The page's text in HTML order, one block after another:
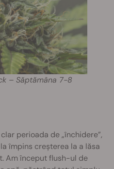
– Săptămâna 7-8
perioada de „închidere”,
împins creșterea la a lăsa
Am început flush-ul de